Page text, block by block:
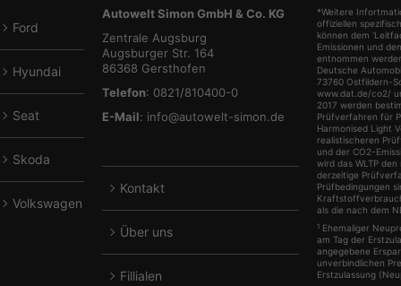
Ford
Hyundai
Seat
Skoda
Volkswagen
Autowelt Simon GmbH & Co. KG
Zentrale Augsburg
Augsburger Str. 164
86368 Gersthofen
Telefon: 0821/810400-0
E-Mail: info@autowelt-simon.de
Kontakt
Über uns
Fillialen
*Weitere
offiziellen
können dem
Emissionen und
entnommen
Deutsche
73760 Ostfildern-
www.dat.de/co2/
2017 werden
Prüfverfahren für
Harmonised Light
realistischeren
und der CO2-
wird das WLTP
derzeitige
Prüfbedingungen
als die nach dem
1 Ehemaliger
am Tag der
angegebene
unverbindlichen
Erstzulassung